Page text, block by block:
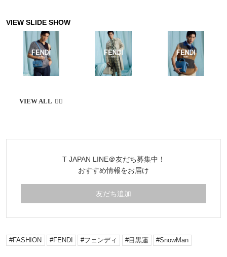
T JAPAN LINE＠友だち募集中！
おすすめ情報をお届け
友だち追加
FASHION FENDI フェンディ 目黒蓮 SnowMan